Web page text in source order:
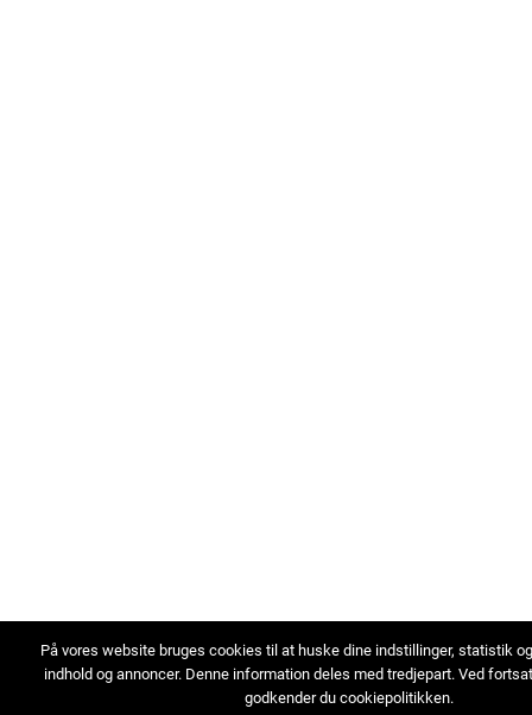
På vores website bruges cookies til at huske dine indstillinger, statistik
indhold og annoncer. Denne information deles med tredjepart. Ved
godkender du cookiepolitikken.